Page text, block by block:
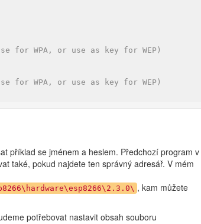
for WPA, or use as key for WEP)
for WPA, or use as key for WEP)
příklad se jménem a heslem. Předchozí program v
také, pokud najdete ten správný adresář. V mém
, kam můžete
potřebovat nastavit obsah souboru